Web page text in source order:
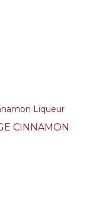
CINNAMON